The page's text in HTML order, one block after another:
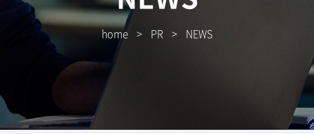
home > PR > NEWS